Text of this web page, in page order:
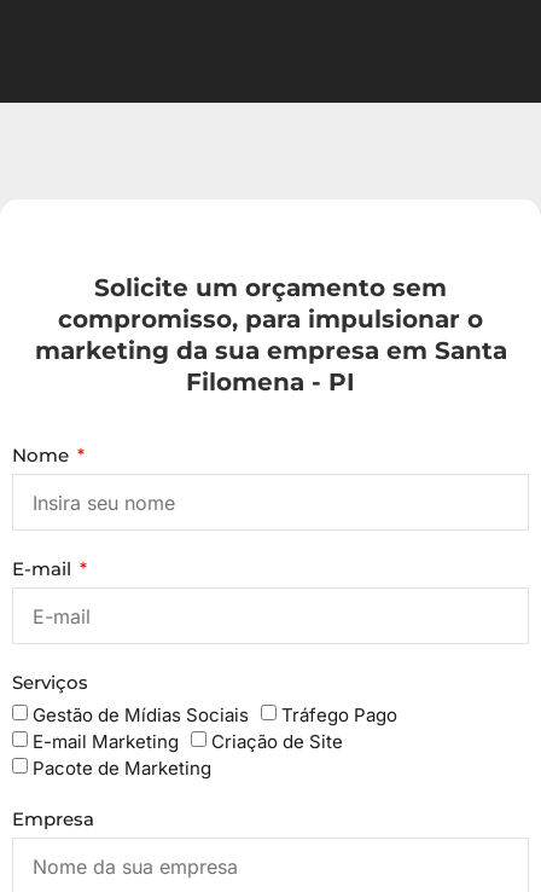
Solicite um orçamento sem
compromisso, para impulsionar o
marketing da sua empresa em Santa
Filomena - PI
Nome
E-mail
Serviços
Gestão de Mídias Sociais
Tráfego Pago
E-mail Marketing
Criação de Site
Pacote de Marketing
Empresa